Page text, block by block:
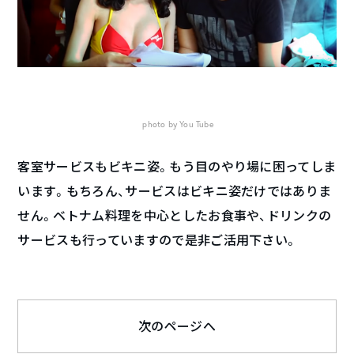
photo by You Tube
客室サービスもビキニ姿。もう目のやり場に困ってしま
います。もちろん、サービスはビキニ姿だけではありま
せん。ベトナム料理を中心としたお食事や、ドリンクの
サービスも行っていますので是非ご活用下さい。
次のページへ